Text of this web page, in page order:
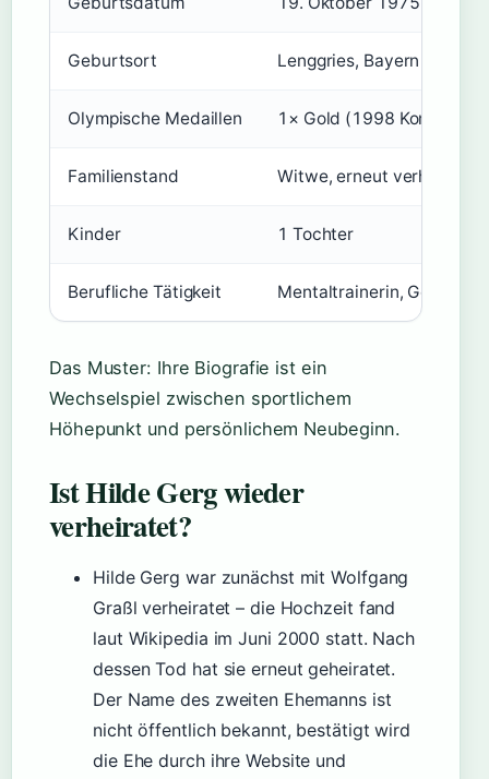
Geburtsort Lenggries, Bayern
Olympische Medaillen 1× Gold (1998
Familienstand Witwe, erneut verheiratet
Kinder 1 Tochter
Berufliche Tätigkeit Mentaltrainerin,
Das Muster: Ihre Biografie ist ein
Wechselspiel zwischen sportlichem
Höhepunkt und persönlichem Neubeginn.
Ist Hilde Gerg wieder
verheiratet?
Hilde Gerg war zunächst mit Wolfgang
Graßl verheiratet – die Hochzeit fand
laut Wikipedia im Juni 2000 statt. Nach
dessen Tod hat sie erneut geheiratet.
Der Name des zweiten Ehemanns ist
nicht öffentlich bekannt, bestätigt wird
die Ehe durch ihre Website und